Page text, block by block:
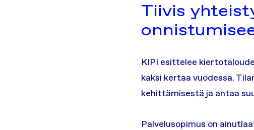
Tiivis
KIPI esittelee
kaksi kertaa vuodessa.
kehittämisestä ja antaa
Palvelusopimus on